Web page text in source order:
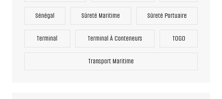
Sénégal Sûreté Maritime Sûreté Portuaire
Terminal Terminal À Conteneurs TOGO
Transport Maritime